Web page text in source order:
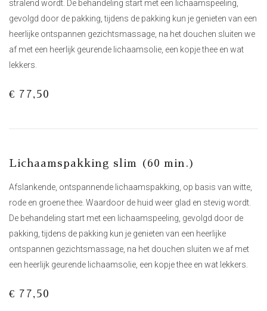
stralend wordt. De behandeling start met een lichaamspeeling,
gevolgd door de pakking, tijdens de pakking kun je genieten van een
heerlijke ontspannen gezichtsmassage, na het douchen sluiten we
af met een heerlijk geurende lichaamsolie, een kopje thee en wat
lekkers.
€ 77,50
Lichaamspakking slim (60 min.)
Afslankende, ontspannende lichaamspakking, op basis van witte,
rode en groene thee. Waardoor de huid weer glad en stevig wordt.
De behandeling start met een lichaamspeeling, gevolgd door de
pakking, tijdens de pakking kun je genieten van een heerlijke
ontspannen gezichtsmassage, na het douchen sluiten we af met
een heerlijk geurende lichaamsolie, een kopje thee en wat lekkers.
€ 77,50